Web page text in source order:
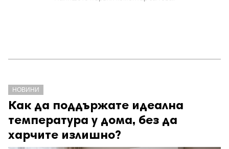
НОВИНИ
Как да поддържате идеална
температура у дома, без да
харчите излишно?